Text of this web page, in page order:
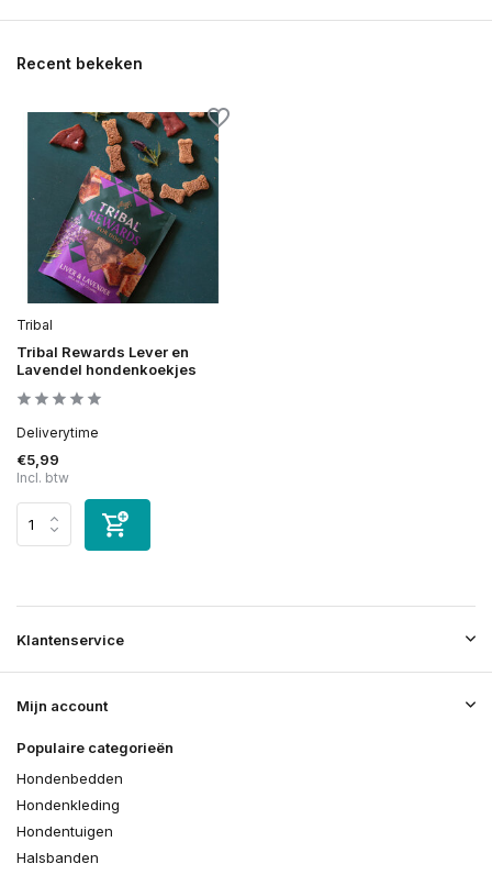
Recent bekeken
Tribal
Tribal Rewards Lever en
Lavendel hondenkoekjes
Deliverytime
€5,99
Incl. btw
Klantenservice
Mijn account
Populaire categorieën
Hondenbedden
Hondenkleding
Hondentuigen
Halsbanden